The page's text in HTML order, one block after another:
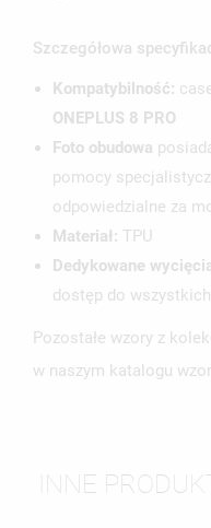
Szczegółowa
Kompatybilność:
ONEPLUS 8 PRO
Foto obudowa
pomocy
odpowiedzialne za
Materiał: TPU
Dedykowane
dostęp do
Pozostałe wzory z
w naszym katalogu
INNE